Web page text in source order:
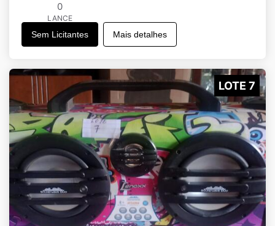
0
LANCE
Sem Licitantes Mais detalhes
LOTE 7